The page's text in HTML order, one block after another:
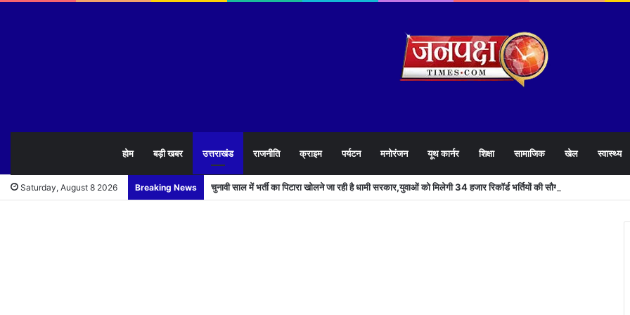
होम बड़ी खबर उत्तराखंड राजनीति क्राइम पर्यटन मनोरंजन यूथ कार्नर शिक्षा सामाजिक खेल स्वास्थ्य
Saturday, August 8 2026 Breaking News चुनावी साल में भर्ती का पिटारा खोलने जा रही है धामी सरकार,युवाओं को मिलेगी 34 हजार रिकॉर्ड भर्तियों की सौगात